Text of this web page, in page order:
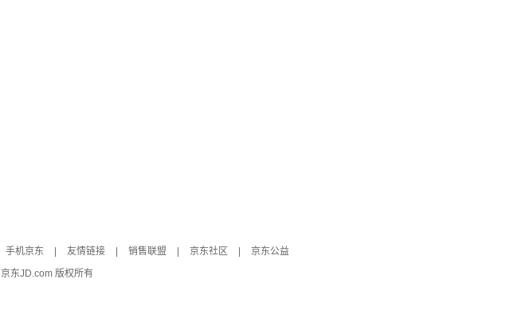
手机京东 友情链接 销售联盟 京东社区
京东公益
京东JD.com 版权所有